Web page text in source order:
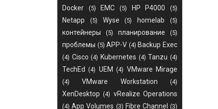
Docker (5) EMC (5) HP P4000 (5)
Netapp (5) Wyse (5) homelab (5)
контейнеры (5) планирование (5)
проблемы (5) APP-V (4) Backup Exec
(4) Cisco (4) Kubernetes (4) Tanzu (4)
TechEd (4) UEM (4) VMware Mirage
(4) VMware Workstation (4)
XenDesktop (4) vRealize Operations
(4) App Volumes (3) Fibre Channel (3)